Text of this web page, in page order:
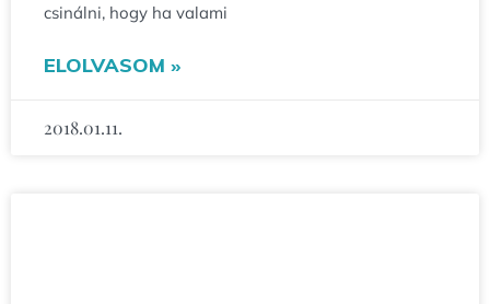
csinálni, hogy ha valami
ELOLVASOM »
2018.01.11.